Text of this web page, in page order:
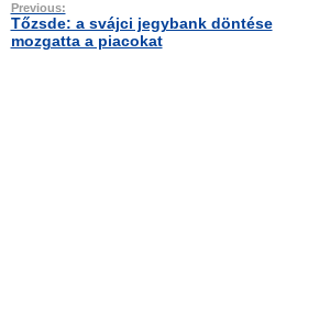
Previous:
Tőzsde: a svájci jegybank döntése
mozgatta a piacokat